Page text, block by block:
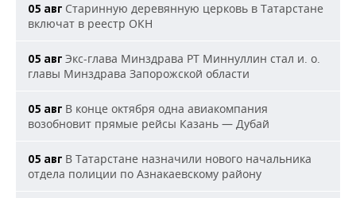
05 авг Старинную деревянную церковь в Татарстане
включат в реестр ОКН
05 авг Экс-глава Минздрава РТ Миннуллин стал и. о.
главы Минздрава Запорожской области
05 авг В конце октября одна авиакомпания
возобновит прямые рейсы Казань — Дубай
05 авг В Татарстане назначили нового начальника
отдела полиции по Азнакаевскому району